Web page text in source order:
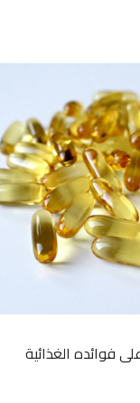
فوائده الغذائية